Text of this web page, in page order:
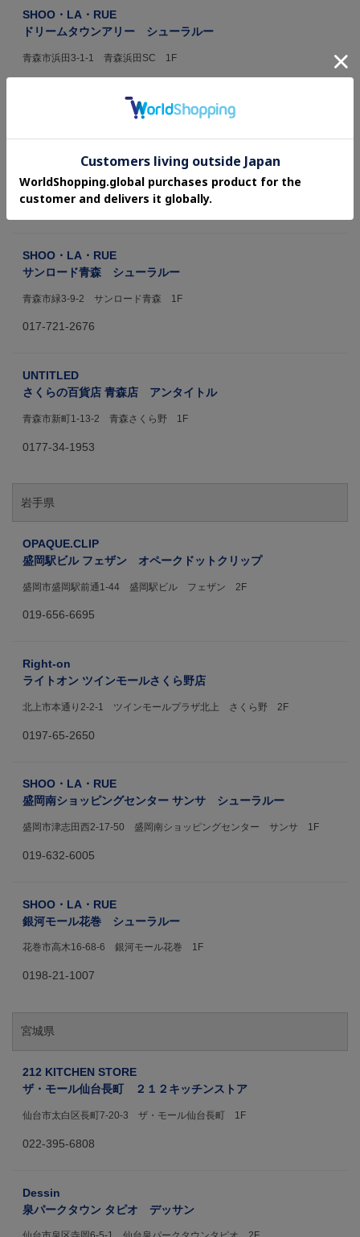
SHOO・LA・RUE
ドリームタウンアリー シューラルー
青森市浜田3-1-1 青森浜田SC 1F
黒石市富士見103-3 アクロスプラザ黒石 1F
0172-59-3014
SHOO・LA・RUE
サンロード青森 シューラルー
青森市緑3-9-2 サンロード青森 1F
017-721-2676
UNTITLED
さくらの百貨店 青森店 アンタイトル
青森市新町1-13-2 青森さくら野 1F
0177-34-1953
岩手県
OPAQUE.CLIP
盛岡駅ビル フェザン オペークドットクリップ
盛岡市盛岡駅前通1-44 盛岡駅ビル フェザン 2F
019-656-6695
Right-on
ライトオン ツインモールさくら野店
北上市本通り2-2-1 ツインモールプラザ北上 さくら野 2F
0197-65-2650
SHOO・LA・RUE
盛岡南ショッピングセンター サンサ シューラルー
盛岡市津志田西2-17-50 盛岡南ショッピングセンター サンサ 1F
019-632-6005
SHOO・LA・RUE
銀河モール花巻 シューラルー
花巻市高木16-68-6 銀河モール花巻 1F
0198-21-1007
宮城県
212 KITCHEN STORE
ザ・モール仙台長町 ２１２キッチンストア
仙台市太白区長町7-20-3 ザ・モール仙台長町 1F
022-395-6808
Dessin
泉パークタウン タピオ デッサン